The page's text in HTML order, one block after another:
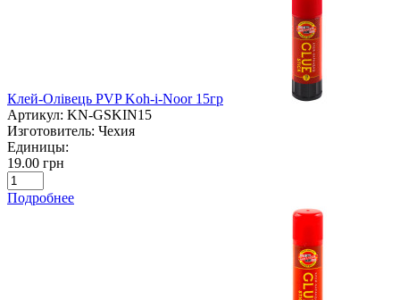
Клей-Олівець PVP Koh-i-Noor 15гр
Артикул: KN-GSKIN15
Изготовитель: Чехия
Единицы:
19.00 грн
Подробнее